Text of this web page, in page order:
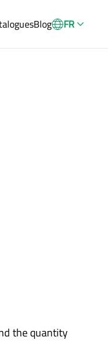
Blog FR
the quantity